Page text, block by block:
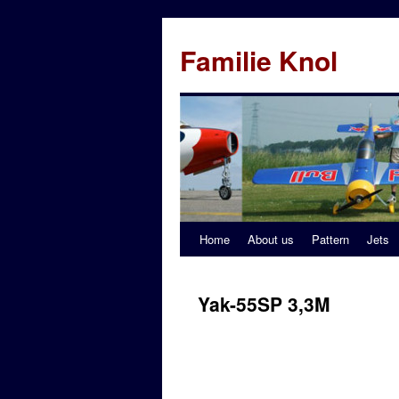
Familie Knol
Home About us Pattern Jets
Yak-55SP 3,3M